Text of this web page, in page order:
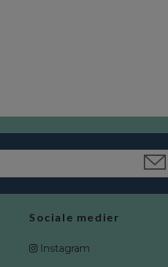
Sociale medier
Instagram